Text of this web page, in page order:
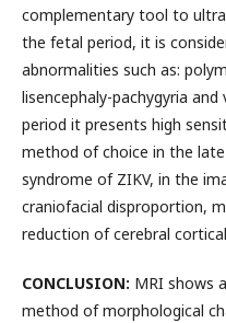
complementary tool to
the fetal period, it is
abnormalities such as:
lisencephaly-pachygyria
period it presents high
method of choice in the
syndrome of ZIKV, in the
craniofacial disproportion,
reduction of cerebral
CONCLUSION: MRI shows
method of morphological